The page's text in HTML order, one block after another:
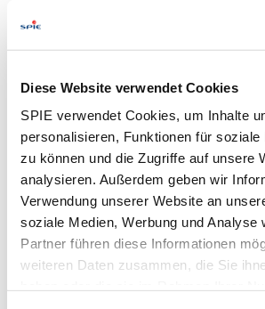
Diese Website verwendet Cookies
SPIE verwendet Cookies, um Inhalte
personalisieren, Funktionen für soziale
zu können und die Zugriffe auf unsere
analysieren. Außerdem geben wir
Verwendung unserer Website an
soziale Medien, Werbung und Analyse
Partner führen diese Informationen
weiteren Daten zusammen, die Sie
Wir freuen uns sehr, dass Du Dich bei
möchtest!
Um den Bewerbungsprozess für Dich
an, um Daten zu übermitteln:
LinkedIn-Profil
Lebenslauf
hochladen